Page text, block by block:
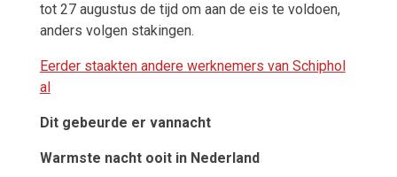
tot 27 augustus de tijd om aan de eis te voldoen,
anders volgen stakingen.
Eerder staakten andere werknemers van Schiphol
al
Dit gebeurde er vannacht
Warmste nacht ooit in Nederland